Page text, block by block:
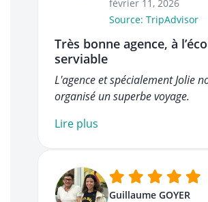
février 11, 2026
Source: TripAdvisor
Très bonne agence, à
serviable
L'agence et spécialement Jolie
organisé un superbe voyage.
Lire plus
Guillaume GOYER